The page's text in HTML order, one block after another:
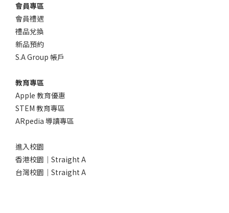
會員專區
會員禮遇
禮品兌換
新品預約
S.A Group 帳戶
教育專區
Apple 教育優惠
STEM 教育專區
ARpedia 導讀專區
進入校園
香港校園｜Straight A
台灣校園｜Straight A